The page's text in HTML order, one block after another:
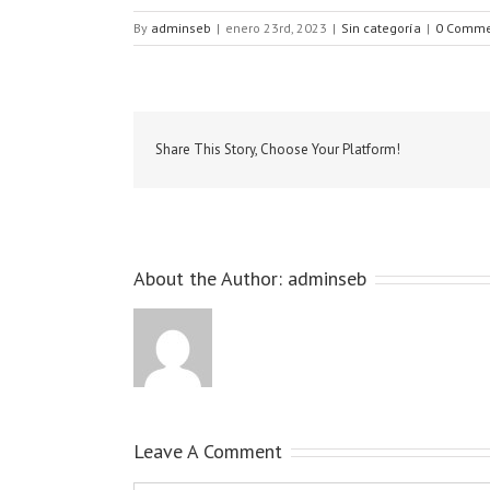
By adminseb | enero 23rd, 2023 | Sin categoría | 0
Share This Story, Choose Your Platform!
About the Author: adminseb
Leave A Comment